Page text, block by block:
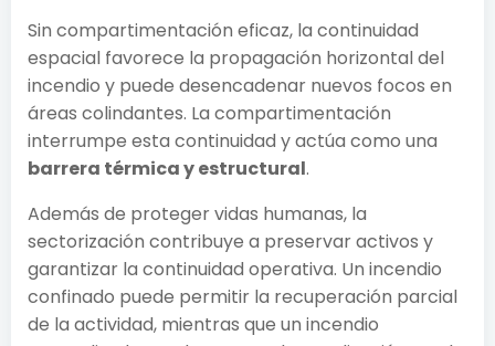
Sin compartimentación eficaz, la continuidad
espacial favorece la propagación horizontal del
incendio y puede desencadenar nuevos focos en
áreas colindantes. La compartimentación
interrumpe esta continuidad y actúa como una
barrera térmica y estructural.
Además de proteger vidas humanas, la
sectorización contribuye a preservar activos y
garantizar la continuidad operativa. Un incendio
confinado puede permitir la recuperación parcial
de la actividad, mientras que un incendio